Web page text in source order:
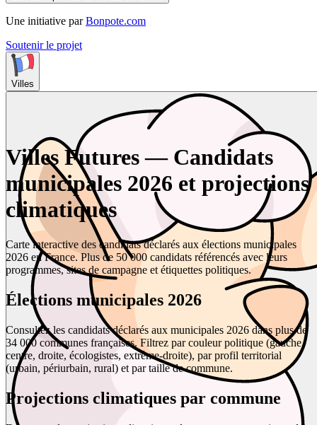
Une initiative par Bonpote.com
Soutenir le projet
Villes
Villes Futures — Candidats
municipales 2026 et projections
climatiques
Carte interactive des candidats déclarés aux élections municipales
2026 en France. Plus de 50 000 candidats référencés avec leurs
programmes, sites de campagne et étiquettes politiques.
Élections municipales 2026
Consultez les candidats déclarés aux municipales 2026 dans plus de
34 000 communes françaises. Filtrez par couleur politique (gauche,
centre, droite, écologistes, extrême-droite), par profil territorial
(urbain, périurbain, rural) et par taille de commune.
Projections climatiques par commune